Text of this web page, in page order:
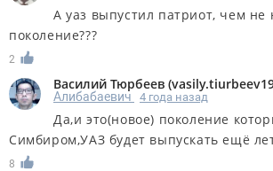
А уаз выпустил патриот, чем не
поколение???
2
Василий Тюрбеев (
Алибабаевич
4 года назад
Да,и это(новое) поколение
Симбиром,УАЗ будет выпускать ещё
8